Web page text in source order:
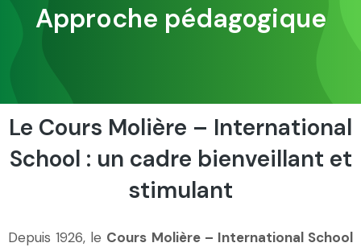
Approche pédagogique
Le Cours Molière – International
School : un cadre bienveillant et
stimulant
Depuis 1926, le Cours Molière – International School